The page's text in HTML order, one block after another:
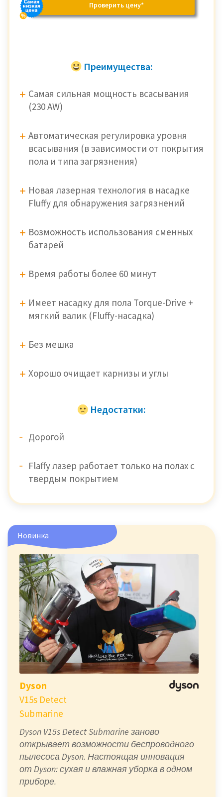
Проверить цену*
Преимущества:
Самая сильная мощность всасывания
(230 AW)
Автоматическая регулировка уровня
всасывания (в зависимости от покрытия
пола и типа загрязнения)
Новая лазерная технология в насадке
Fluffy для обнаружения загрязнений
Возможность использования сменных
батарей
Время работы более 60 минут
Имеет насадку для пола Torque-Drive +
мягкий валик (Fluffy-насадка)
Без мешка
Хорошо очищает карнизы и углы
Недостатки:
Дорогой
Flaffy лазер работает только на полах с
твердым покрытием
Новинка
Dyson
V15s Detect
Submarine
Dyson V15s Detect Submarine заново
открывает возможности беспроводного
пылесоса Dyson. Настоящая инновация
от Dyson: сухая и влажная уборка в одном
приборе.